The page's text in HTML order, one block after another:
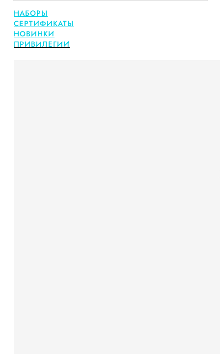
НАБОРЫ
СЕРТИФИКАТЫ
НОВИНКИ
ПРИВИЛЕГИИ